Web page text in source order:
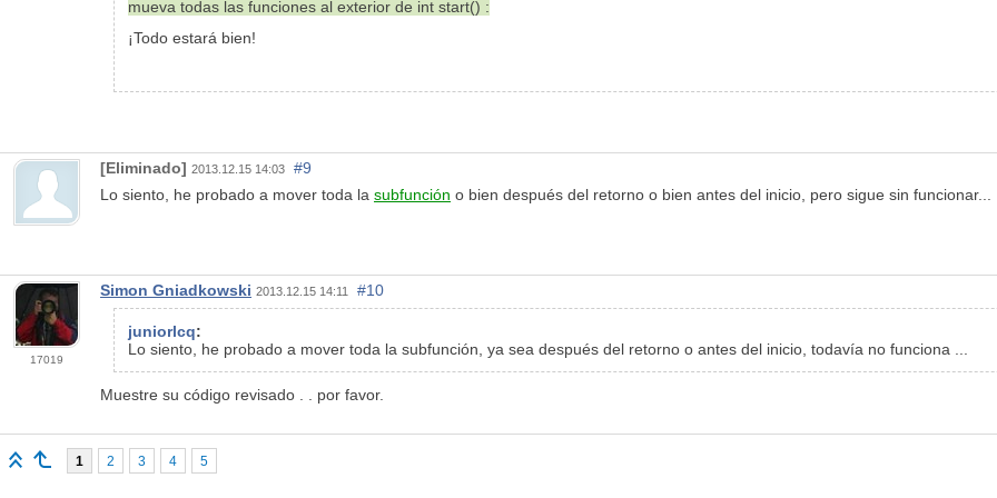
mueva todas las funciones al exterior de int start() :
¡Todo estará bien!
[Eliminado] 2013.12.15 14:03
#9
Lo siento, he probado a mover toda la subfunción o bien después del retorno o bien antes del inicio, pero sigue sin funcionar...
17019
Simon Gniadkowski 2013.12.15 14:11 #10
juniorlcq:
Lo siento, he probado a mover toda la subfunción, ya sea después del retorno o antes del inicio, todavía no funciona ...
Muestre su código revisado . . por favor.
1 2 3 4 5